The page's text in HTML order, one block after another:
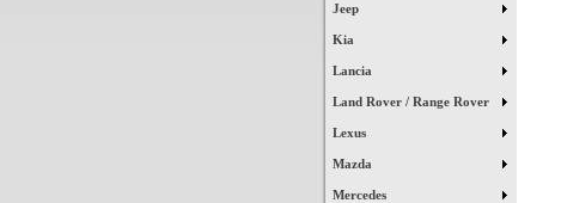
Jeep
Kia
Lancia
Land Rover / Range Rover
Lexus
Mazda
Mercedes